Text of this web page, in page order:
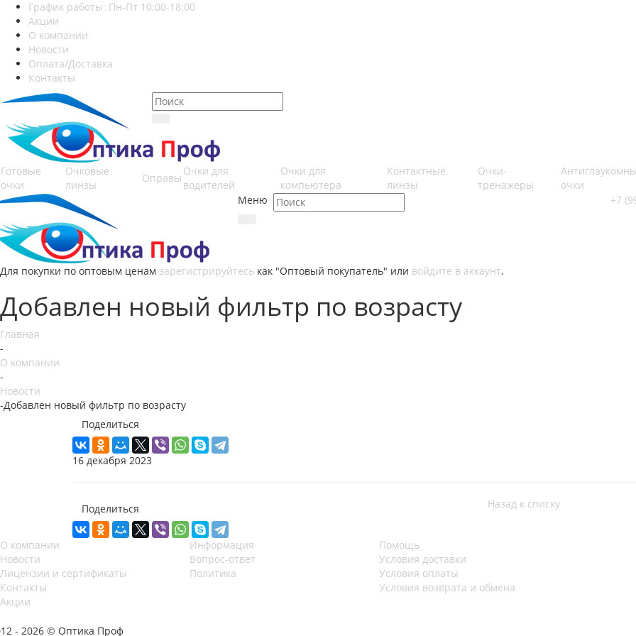
График работы: Пн-Пт 10:00-18:00
Акции
О компании
Новости
Оплата/Доставка
Контакты
Готовые
очки
Очковые
линзы
Оправы
Очки для
водителей
Очки для
компьютера
Контактные
линзы
Очки-
тренажеры
очки
Меню
+7
Для покупки по оптовым ценам зарегистрируйтесь как "Оптовый покупатель" или войдите в аккаунт.
Добавлен новый фильтр по возрасту
Главная
-
О компании
-
Новости
-Добавлен новый фильтр по возрасту
Поделиться
16 декабря 2023
Поделиться Назад к списку
О компании
Новости
Лицензии и сертификаты
Контакты
Акции
Информация
Вопрос-ответ
Политика
Помощь
Условия доставки
Условия оплаты
Условия возврата и обмена
- 2026 © Оптика Проф